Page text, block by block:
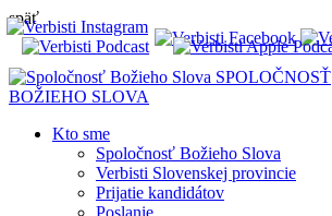
späť
SPOLOČNOSŤ
BOŽIEHO SLOVA
Kto sme
Spoločnosť Božieho Slova
Verbisti Slovenskej provincie
Prijatie kandidátov
Poslanie